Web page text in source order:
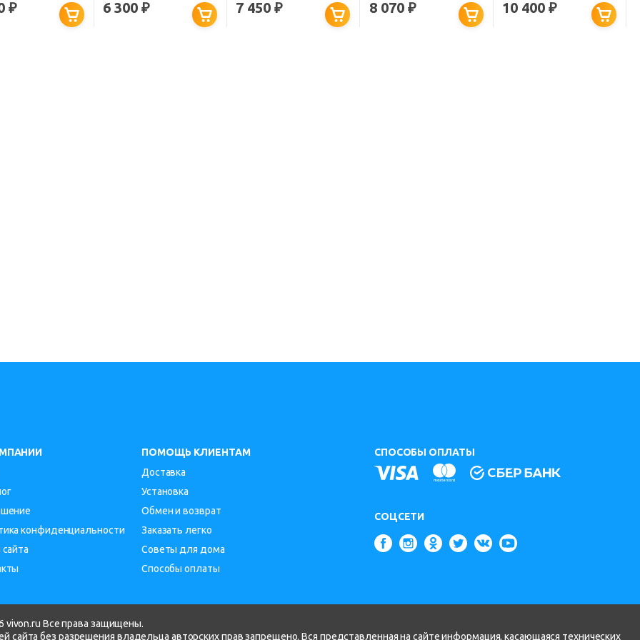
МРАМОР
МАТОВЫЙ
₽
CR8215MMW МРАМОР
БЕЛЫЙ МАТОВЫЙ
6 300 ₽ 7 450₽
МАТОВАЯ
8 070 ₽
МАТОВАЯ
10 400 ₽
конфиденциальности
ПОМОЩЬ КЛИЕНТАМ
Доставка
Установка
Обмен и возврат
Заказать легко
Советы для дома
Способы оплаты
СПОСОБЫ ОПЛАТЫ
СОЦСЕТИ
vivon.ru Все права защищены.
без разрешения владельца авторских прав запрещено. Вся представленная на сайте информация, касающаяся технических